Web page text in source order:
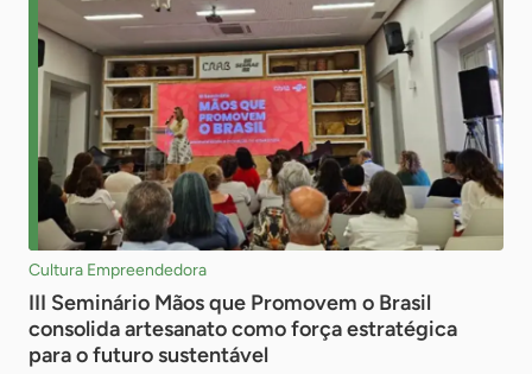
Cultura Empreendedora
III Seminário Mãos que Promovem o Brasil
consolida artesanato como força estratégica
para o futuro sustentável